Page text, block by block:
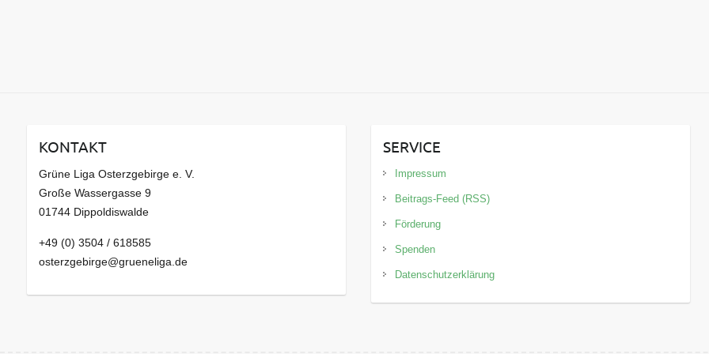
KONTAKT
Grüne Liga Osterzgebirge e. V.
Große Wassergasse 9
01744 Dippoldiswalde
+49 (0) 3504 / 618585
osterzgebirge@grueneliga.de
SERVICE
Impressum
Beitrags-Feed (RSS)
Förderung
Spenden
Datenschutzerklärung